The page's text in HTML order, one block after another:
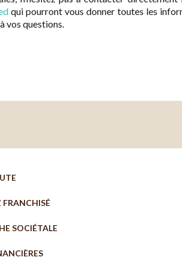
qui pourront vous donner toutes les
vos questions.
FRANCHISÉ
SOCIÉTALE